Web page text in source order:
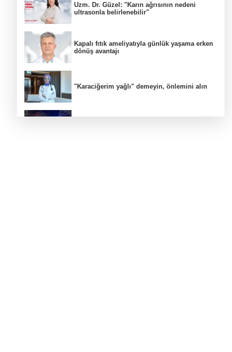
Uzm. Dr. Güzel: "Karın ağrısının nedeni
ultrasonla belirlenebilir"
Kapalı fıtık ameliyatıyla günlük yaşama erken
dönüş avantajı
"Karaciğerim yağlı" demeyin, önlemini alın